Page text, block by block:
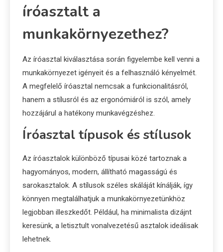
íróasztalt a
munkakörnyezethez?
Az íróasztal kiválasztása során figyelembe kell venni a
munkakörnyezet igényeit és a felhasználó kényelmét.
A megfelelő íróasztal nemcsak a funkcionalitásról,
hanem a stílusról és az ergonómiáról is szól, amely
hozzájárul a hatékony munkavégzéshez.
Íróasztal típusok és stílusok
Az íróasztalok különböző típusai közé tartoznak a
hagyományos, modern, állítható magasságú és
sarokasztalok. A stílusok széles skáláját kínálják, így
könnyen megtalálhatjuk a munkakörnyezetünkhöz
legjobban illeszkedőt. Például, ha minimalista dizájnt
keresünk, a letisztult vonalvezetésű asztalok ideálisak
lehetnek.